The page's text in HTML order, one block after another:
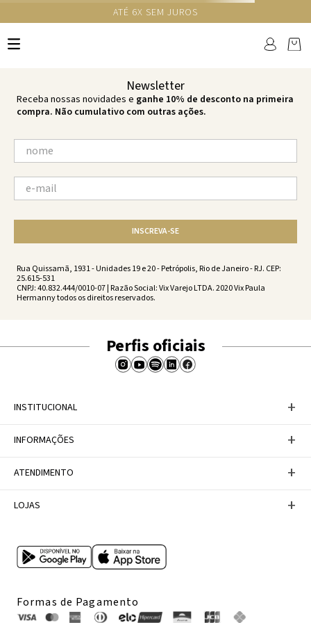
GANHE 10% NA PRIMEIRA COMPRA COM O CUPOM NEWS10
não encontramos resultados para:
'caribbean-fabi-top-caribbean-
vs212073-1855'
O que você está procurando?